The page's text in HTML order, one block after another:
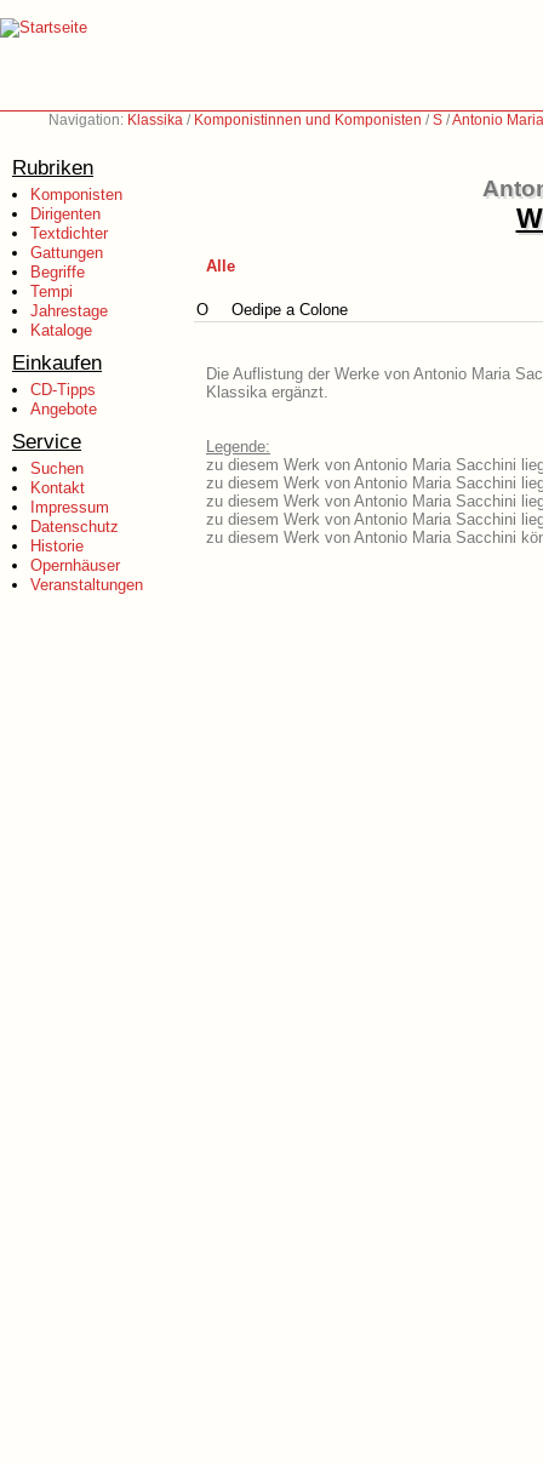
Navigation: Klassika / Komponistinnen und Komponisten /S /Antonio
Rubriken
Komponisten
Dirigenten
Textdichter
Gattungen
Begriffe
Tempi
Jahrestage
Kataloge
Einkaufen
CD-Tipps
Angebote
Service
Suchen
Kontakt
Impressum
Datenschutz
Historie
Opernhäuser
Veranstaltungen
Alle
O Oedipe a Colone
Die Auflistung der Werke von Antonio Maria
Klassika ergänzt.
Legende:
zu diesem Werk von Antonio Maria Sacchini
zu diesem Werk von Antonio Maria Sacchini
zu diesem Werk von Antonio Maria Sacchini
zu diesem Werk von Antonio Maria Sacchini
zu diesem Werk von Antonio Maria Sacchini